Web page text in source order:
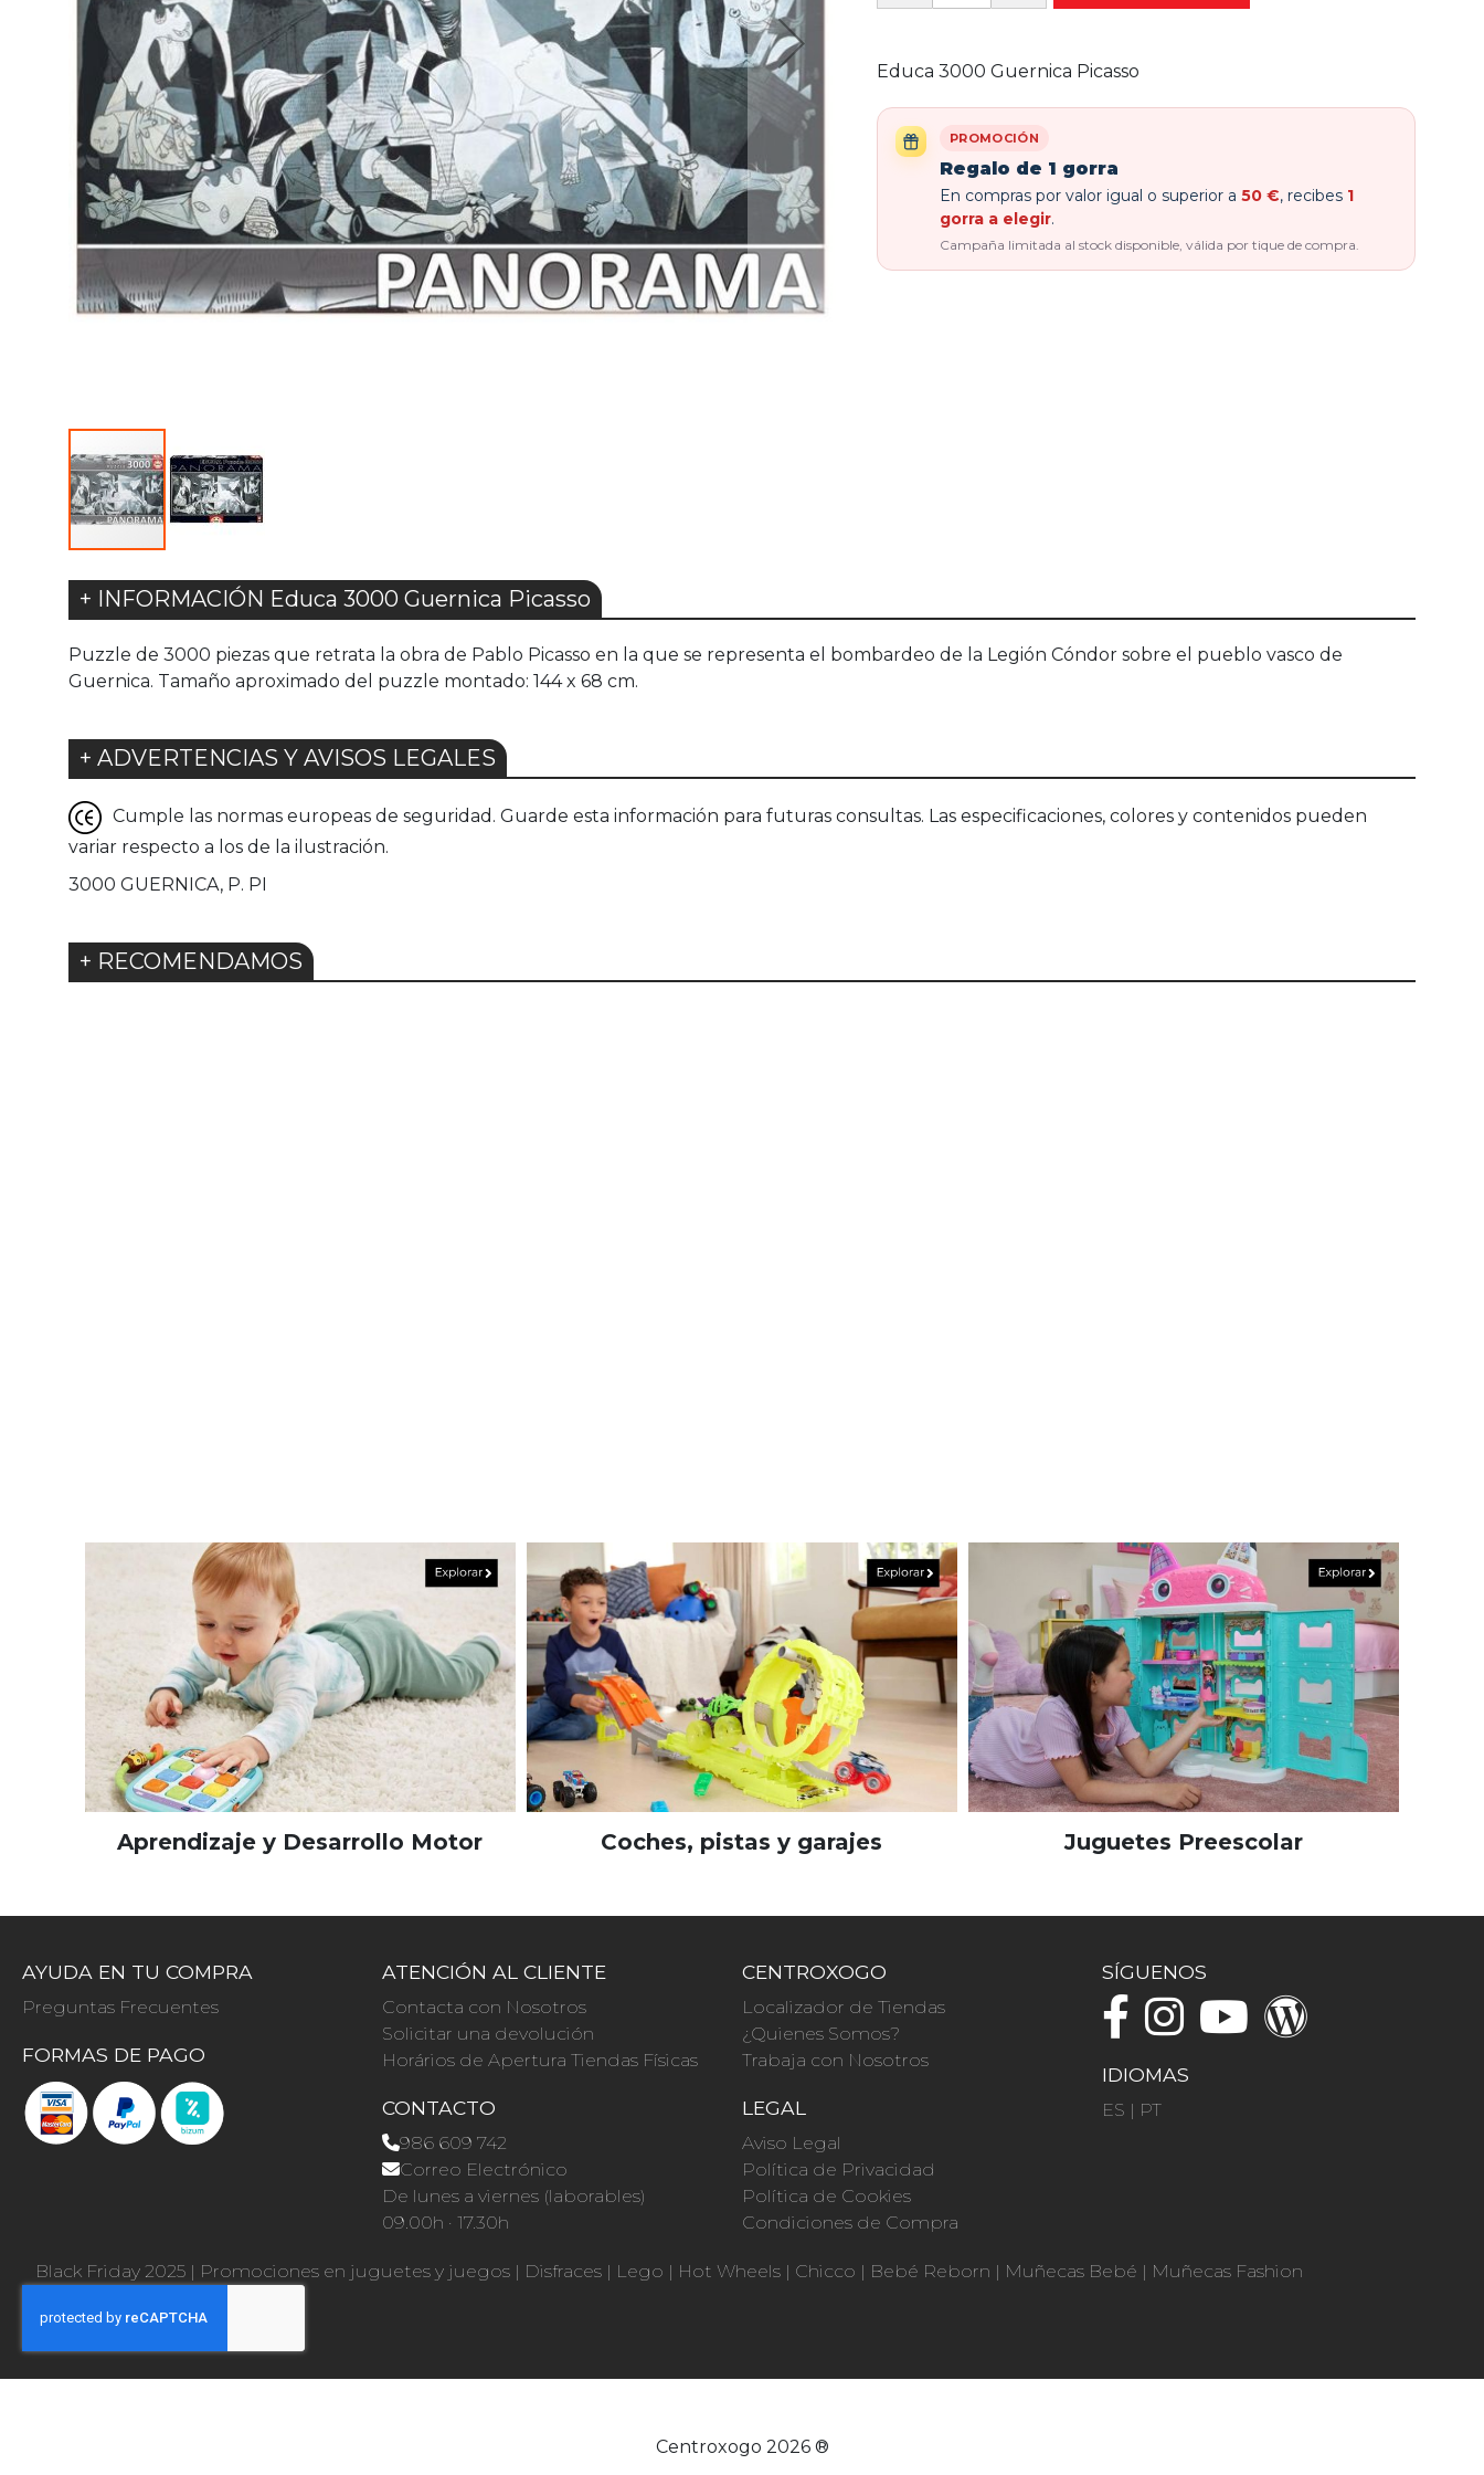
Educa 3000 Guernica Picasso
PROMOCIÓN
Regalo de 1 gorra
En compras por valor igual o superior a 50 €, recibes 1
gorra a elegir.
Campaña limitada al stock disponible, válida por tique de compra.
+ INFORMACIÓN Educa 3000 Guernica Picasso
Puzzle de 3000 piezas que retrata la obra de Pablo Picasso en la que se representa el bombardeo de la Legión Cóndor sobre el pueblo vasco de
Guernica. Tamaño aproximado del puzzle montado: 144 x 68 cm.
+ ADVERTENCIAS Y AVISOS LEGALES
Cumple las normas europeas de seguridad. Guarde esta información para futuras consultas. Las especificaciones, colores y contenidos pueden
variar respecto a los de la ilustración.
3000 GUERNICA, P. PI
+ RECOMENDAMOS
Aprendizaje y Desarrollo Motor Coches, pistas y garajes Juguetes Preescolar
AYUDA EN TU COMPRA
Preguntas Frecuentes
FORMAS DE PAGO
ATENCIÓN AL CLIENTE
Contacta con Nosotros
Solicitar una devolución
Horários de Apertura Tiendas Físicas
CONTACTO
986 609 742
Correo Electrónico
De lunes a viernes (laborables)
09.00h · 17.30h
CENTROXOGO
Localizador de Tiendas
¿Quienes Somos?
Trabaja con Nosotros
LEGAL
Aviso Legal
Política de Privacidad
Política de Cookies
Condiciones de Compra
SÍGUENOS
IDIOMAS
ES | PT
Black Friday 2025 | Promociones en juguetes y juegos | Disfraces | Lego | Hot Wheels | Chicco | Bebé Reborn | Muñecas Bebé | Muñecas Fashion
Centroxogo 2026 ®